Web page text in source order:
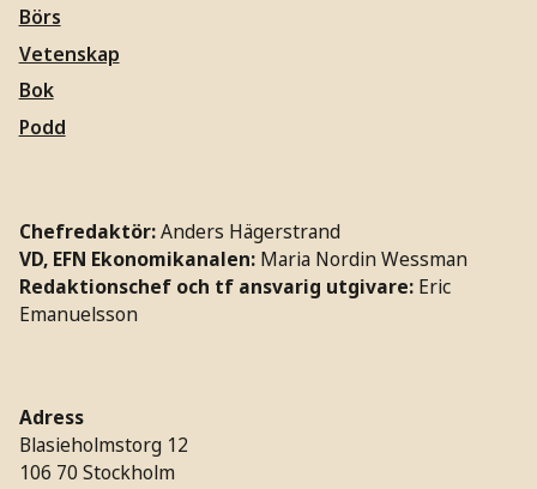
Börs
Vetenskap
Bok
Podd
Chefredaktör:Anders Hägerstrand
VD, EFN Ekonomikanalen: Maria Nordin Wessman
Redaktionschef och tf ansvarig utgivare: Eric
Emanuelsson
Adress
Blasieholmstorg 12
106 70 Stockholm